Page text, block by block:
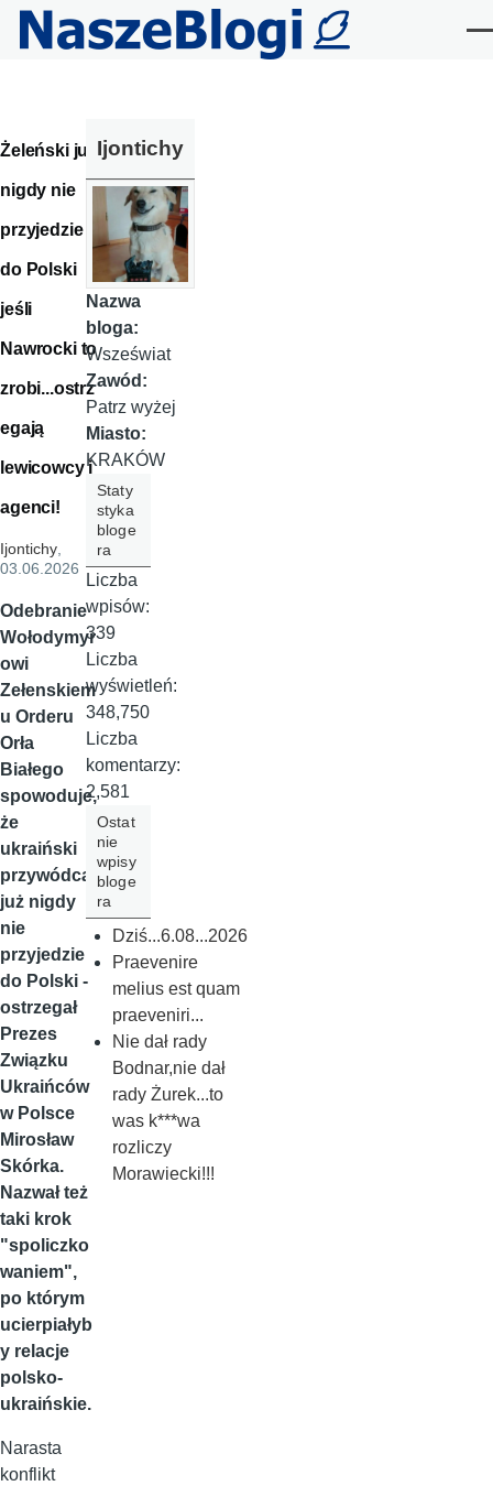
Przejdź do treści
Żeleński już
nigdy nie
przyjedzie
do Polski
jeśli
Nawrocki to
zrobi...ostrz
egają
lewicowcy i
agenci!
Ijontichy,
03.06.2026
Odebranie
Wołodymyr
owi
Zełenskiem
u Orderu
Orła
Białego
spowoduje,
że
ukraiński
przywódca
już nigdy
nie
przyjedzie
do Polski -
ostrzegał
Prezes
Związku
Ukraińców
w Polsce
Mirosław
Skórka.
Nazwał też
taki krok
"spoliczko
waniem",
po którym
ucierpiałyb
y relacje
polsko-
ukraińskie.
Narasta
konflikt
Ijontichy
Nazwa
bloga:
Wszeświat
Zawód:
Patrz wyżej
Miasto:
KRAKÓW
Staty
styka
bloge
ra
Liczba
wpisów:
339
Liczba
wyświetleń:
348,750
Liczba
komentarzy:
2,581
Ostat
nie
wpisy
bloge
ra
Dziś...6.08...2026
Praevenire
melius est quam
praeveniri...
Nie dał rady
Bodnar,nie dał
rady Żurek...to
was k***wa
rozliczy
Morawiecki!!!